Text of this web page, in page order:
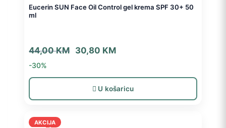
Eucerin SUN Face Oil Control gel krema SPF 30+ 50
ml
44,00KM
Izvorna
30,80 KMTrenutna
30,80 KM.
-30%
U košaricu
AKCIJA